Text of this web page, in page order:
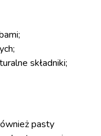
składniki;
pasty